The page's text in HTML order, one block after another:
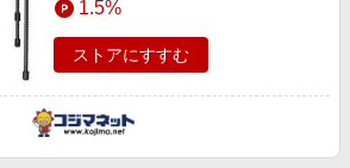
1.5%
ストアにすすむ